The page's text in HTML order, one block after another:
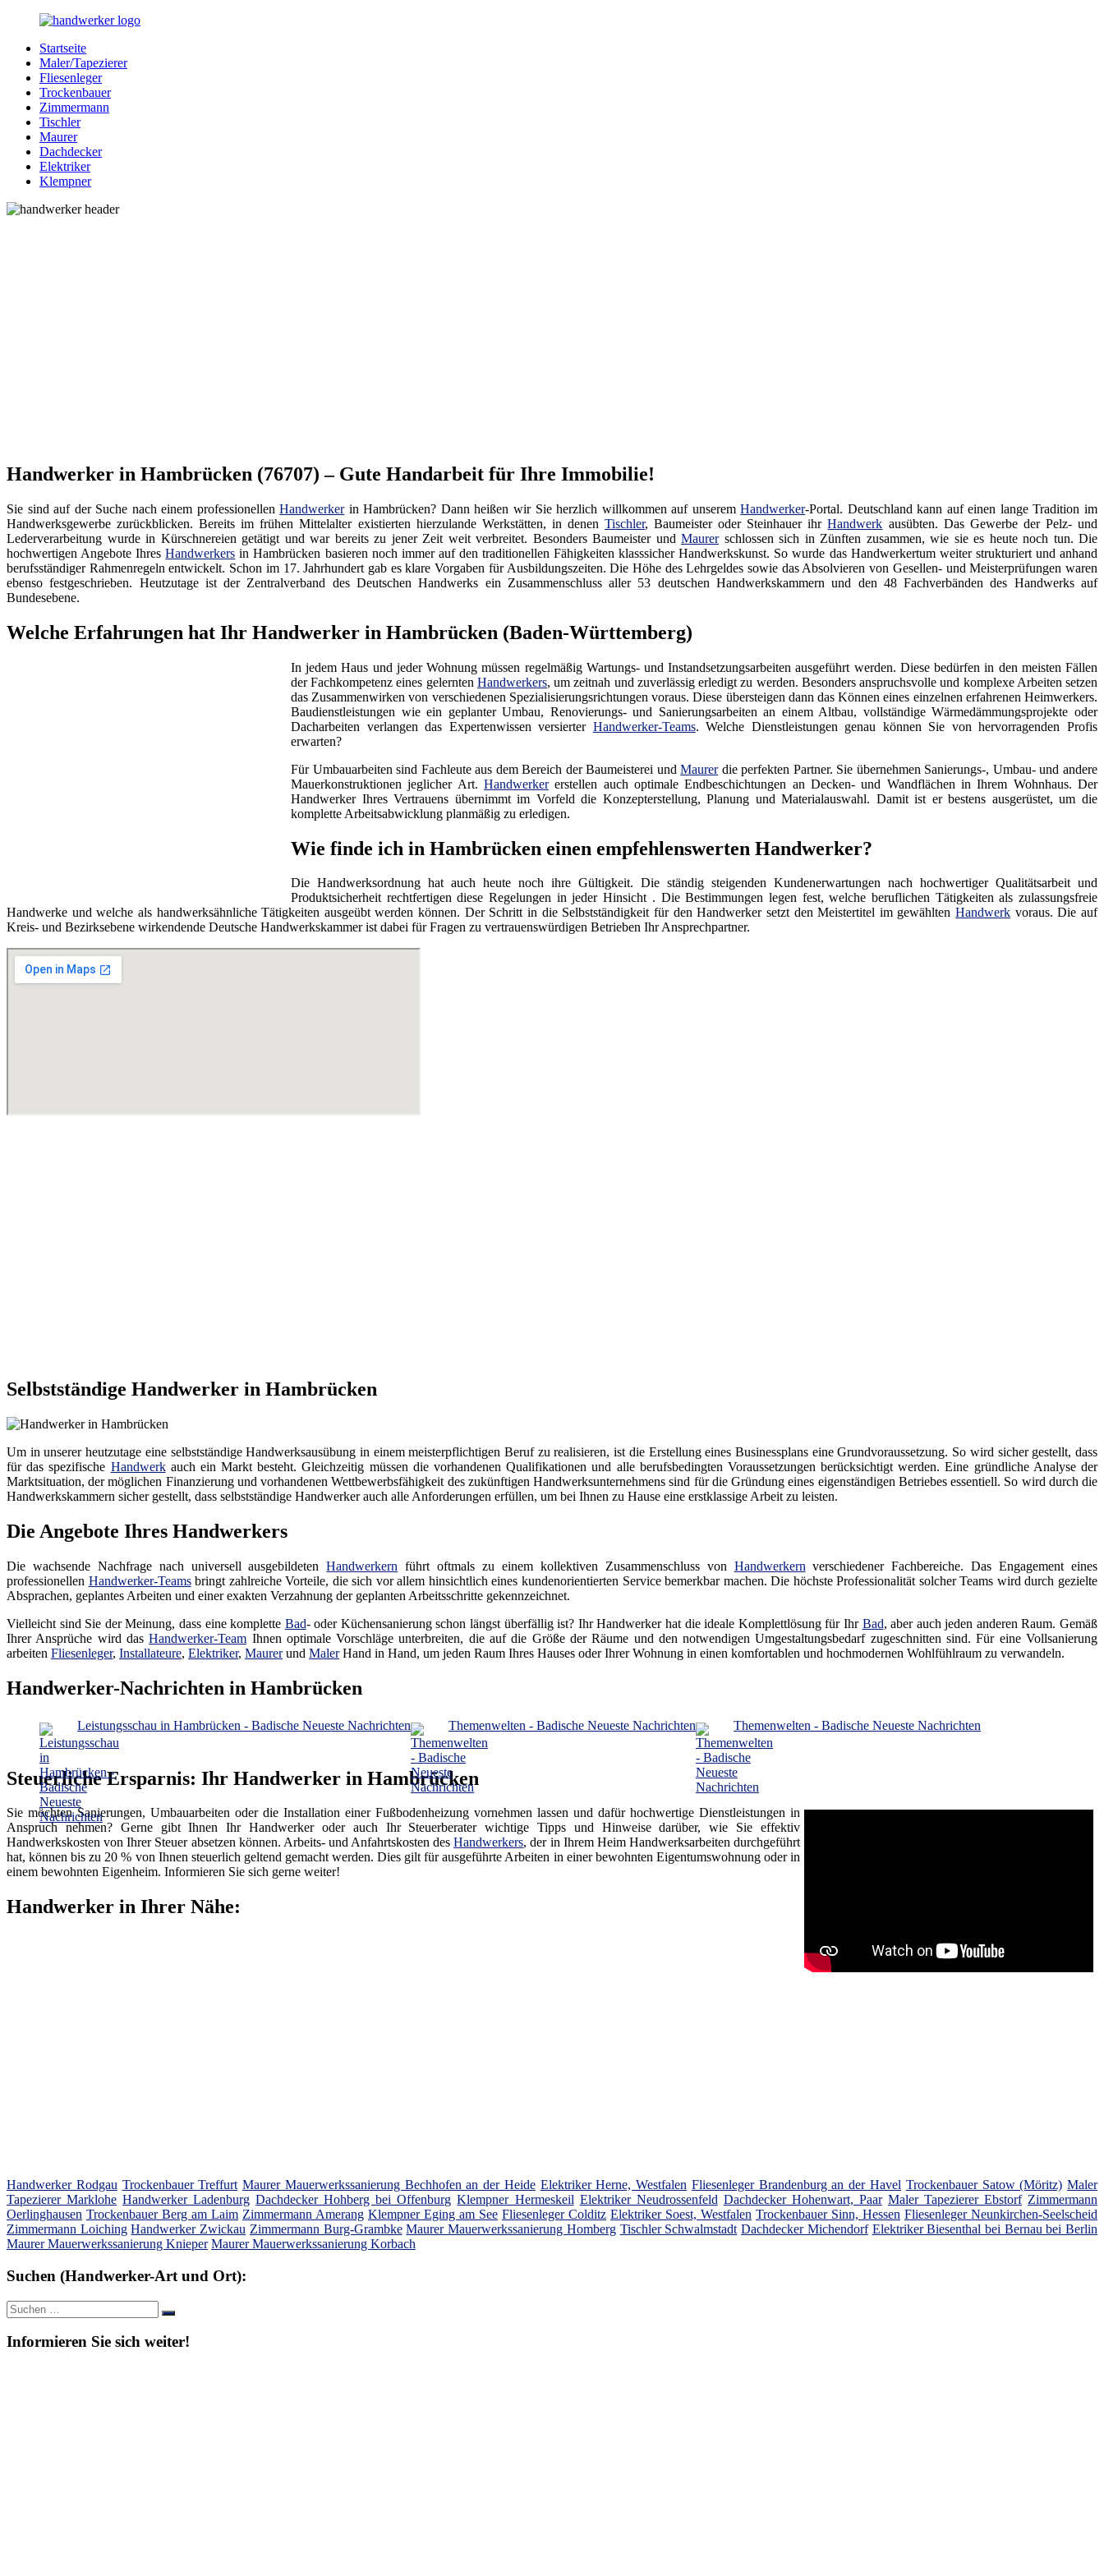
Zurück
Inhalt
Bessere-
Handwerker.de
Handwerker
Ihrer
Nähe
Startseite
Maler/Tapezierer
Fliesenleger
Trockenbauer
Zimmermann
Tischler
Maurer
Dachdecker
Elektriker
Klempner
Handwerker in Hambrücken (76707) – Gute Handarbeit für Ihre Immobilie!
Sie sind auf der Suche nach einem professionellenHandwerkerin Hambrücken? Dann heißen wir Sie herzlich willkommen auf unseremHandwerker-Portal. Deutschland kann auf einen lange Tradition im
Handwerksgewerbe zurückblicken. Bereits im frühen Mittelalter existierten hierzulande Werkstätten, in denen Tischler, Baumeister oder Steinhauer ihrHandwerk ausübten. Das Gewerbe der Pelz- und
Lederverarbeitung wurde in Kürschnereien getätigt und war bereits zu jener Zeit weit verbreitet. Besonders Baumeister und Maurerschlossen sich in Zünften zusammen, wie sie es heute noch tun. Die
hochwertigen Angebote IhresHandwerkers in Hambrücken basieren noch immer auf den traditionellen Fähigkeiten klasssicher Handwerkskunst. So wurde das Handwerkertum weiter strukturiert und anhand
berufsständiger Rahmenregeln entwickelt. Schon im 17. Jahrhundert gab es klare Vorgaben für Ausbildungszeiten. Die Höhe des Lehrgeldes sowie das Absolvieren von Gesellen- und Meisterprüfungen waren
ebenso festgeschrieben. Heutzutage ist der Zentralverband des Deutschen Handwerks ein Zusammenschluss aller 53 deutschen Handwerkskammern und den 48 Fachverbänden des Handwerks auf
Bundesebene.
Welche Erfahrungen hat Ihr Handwerker in Hambrücken (Baden-Württemberg)
In jedem Haus und jeder Wohnung müssen regelmäßig Wartungs- und Instandsetzungsarbeiten ausgeführt werden. Diese bedürfen in den meisten Fällen
der Fachkompetenz eines gelernten Handwerkers, um zeitnah und zuverlässig erledigt zu werden. Besonders anspruchsvolle und komplexe Arbeiten setzen
das Zusammenwirken von verschiedenen Spezialisierungsrichtungen voraus. Diese übersteigen dann das Können eines einzelnen erfahrenen Heimwerkers.
Baudienstleistungen wie ein geplanter Umbau, Renovierungs- und Sanierungsarbeiten an einem Altbau, vollständige Wärmedämmungsprojekte oder
Dacharbeiten verlangen das Expertenwissen versierter Handwerker-Teams. Welche Dienstleistungen genau können Sie von hervorragenden Profis
erwarten?
Für Umbauarbeiten sind Fachleute aus dem Bereich der Baumeisterei undMaurerdie perfekten Partner. Sie übernehmen Sanierungs-, Umbau- und andere
Mauerkonstruktionen jeglicher Art. Handwerkererstellen auch optimale Endbeschichtungen an Decken- und Wandflächen in Ihrem Wohnhaus. Der
Handwerker Ihres Vertrauens übernimmt im Vorfeld die Konzepterstellung, Planung und Materialauswahl. Damit ist er bestens ausgerüstet, um die
komplette Arbeitsabwicklung planmäßig zu erledigen.
Wie finde ich in Hambrücken einen empfehlenswerten Handwerker?
Die Handwerksordnung hat auch heute noch ihre Gültigkeit. Die ständig steigenden Kundenerwartungen nach hochwertiger Qualitätsarbeit und
Produktsicherheit rechtfertigen diese Regelungen in jeder Hinsicht . Die Bestimmungen legen fest, welche beruflichen Tätigkeiten als zulassungsfreie
Handwerke und welche als handwerksähnliche Tätigkeiten ausgeübt werden können. Der Schritt in die Selbstständigkeit für den Handwerker setzt den Meistertitel im gewähltenHandwerk voraus. Die auf
Kreis- und Bezirksebene wirkendende Deutsche Handwerkskammer ist dabei für Fragen zu vertrauenswürdigen Betrieben Ihr Ansprechpartner.
Selbstständige Handwerker in Hambrücken
Um in unserer heutzutage eine selbstständige Handwerksausübung in einem meisterpflichtigen Beruf zu realisieren, ist die Erstellung eines Businessplans eine Grundvoraussetzung. So wird sicher gestellt, dass
für das spezifische Handwerkauch ein Markt besteht. Gleichzeitig müssen die vorhandenen Qualifikationen und alle berufsbedingten Voraussetzungen berücksichtigt werden. Eine gründliche Analyse der
Marktsituation, der möglichen Finanzierung und vorhandenen Wettbewerbsfähigkeit des zukünftigen Handwerksunternehmens sind für die Gründung eines eigenständigen Betriebes essentiell. So wird durch die
Handwerkskammern sicher gestellt, dass selbstständige Handwerker auch alle Anforderungen erfüllen, um bei Ihnen zu Hause eine erstklassige Arbeit zu leisten.
Die Angebote Ihres Handwerkers
Die wachsende Nachfrage nach universell ausgebildetenHandwerkern führt oftmals zu einem kollektiven Zusammenschluss von Handwerkern verschiedener Fachbereiche. Das Engagement eines
professionellen Handwerker-Teamsbringt zahlreiche Vorteile, die sich vor allem hinsichtlich eines kundenorientierten Service bemerkbar machen. Die höchste Professionalität solcher Teams wird durch gezielte
Absprachen, geplantes Arbeiten und einer exakten Verzahnung der geplanten Arbeitsschritte gekennzeichnet.
Vielleicht sind Sie der Meinung, dass eine komplette Bad- oder Küchensanierung schon längst überfällig ist? Ihr Handwerker hat die ideale Komplettlösung für Ihr Bad, aber auch jeden anderen Raum. Gemäß
Ihrer Ansprüche wird dasHandwerker-Team Ihnen optimale Vorschläge unterbreiten, die auf die Größe der Räume und den notwendigen Umgestaltungsbedarf zugeschnitten sind. Für eine Vollsanierung
arbeiten Fliesenleger, Installateure, Elektriker, Maurerund MalerHand in Hand, um jeden Raum Ihres Hauses oder Ihrer Wohnung in einen komfortablen und hochmodernen Wohlfühlraum zu verwandeln.
Handwerker-Nachrichten in Hambrücken
Leistungsschau in Hambrücken - Badische Neueste Nachrichten Themenwelten - Badische Neueste Nachrichten Themenwelten - Badische Neueste Nachrichten
Steuerliche Ersparnis: Ihr Handwerker in Hambrücken
Sie möchten Sanierungen, Umbauarbeiten oder die Installation einer Fußbodenheizung vornehmen lassen und dafür hochwertige Dienstleistungen in
Anspruch nehmen? Gerne gibt Ihnen Ihr Handwerker oder auch Ihr Steuerberater wichtige Tipps und Hinweise darüber, wie Sie effektiv
Handwerkskosten von Ihrer Steuer absetzen können. Arbeits- und Anfahrtskosten desHandwerkers, der in Ihrem Heim Handwerksarbeiten durchgeführt
hat, können bis zu 20 % von Ihnen steuerlich geltend gemacht werden. Dies gilt für ausgeführte Arbeiten in einer bewohnten Eigentumswohnung oder in
einem bewohnten Eigenheim. Informieren Sie sich gerne weiter!
Handwerker in Ihrer Nähe:
Handwerker Rodgau Trockenbauer Treffurt Maurer Mauerwerkssanierung Bechhofen an der Heide Elektriker Herne, Westfalen Fliesenleger Brandenburg an der Havel Trockenbauer Satow (Möritz) Maler
Tapezierer Marklohe Handwerker Ladenburg Dachdecker Hohberg bei Offenburg Klempner Hermeskeil Elektriker Neudrossenfeld Dachdecker Hohenwart, Paar Maler Tapezierer Ebstorf Zimmermann
Oerlinghausen Trockenbauer Berg am Laim Zimmermann Amerang Klempner Eging am See Fliesenleger Colditz Elektriker Soest, Westfalen Trockenbauer Sinn, Hessen Fliesenleger Neunkirchen-Seelscheid
Zimmermann Loiching Handwerker Zwickau Zimmermann Burg-Grambke Maurer Mauerwerkssanierung Homberg Tischler Schwalmstadt Dachdecker Michendorf Elektriker Biesenthal bei Bernau bei Berlin
Maurer Mauerwerkssanierung Knieper Maurer Mauerwerkssanierung Korbach
Suchen (Handwerker-Art und Ort):
Suche
nach:
Suchen
Informieren Sie sich weiter!